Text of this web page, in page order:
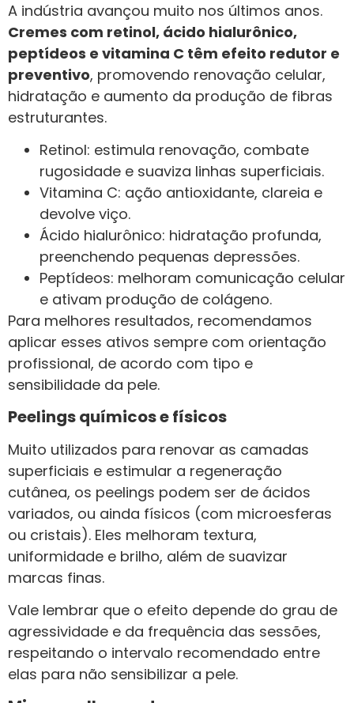
A indústria avançou muito nos últimos anos.
Cremes com retinol, ácido hialurônico,
peptídeos e vitamina C têm efeito redutor e
preventivo, promovendo renovação celular,
hidratação e aumento da produção de fibras
estruturantes.
Retinol: estimula renovação, combate
rugosidade e suaviza linhas superficiais.
Vitamina C: ação antioxidante, clareia e
devolve viço.
Ácido hialurônico: hidratação profunda,
preenchendo pequenas depressões.
Peptídeos: melhoram comunicação celular
e ativam produção de colágeno.
Para melhores resultados, recomendamos
aplicar esses ativos sempre com orientação
profissional, de acordo com tipo e
sensibilidade da pele.
Peelings químicos e físicos
Muito utilizados para renovar as camadas
superficiais e estimular a regeneração
cutânea, os peelings podem ser de ácidos
variados, ou ainda físicos (com microesferas
ou cristais). Eles melhoram textura,
uniformidade e brilho, além de suavizar
marcas finas.
Vale lembrar que o efeito depende do grau de
agressividade e da frequência das sessões,
respeitando o intervalo recomendado entre
elas para não sensibilizar a pele.